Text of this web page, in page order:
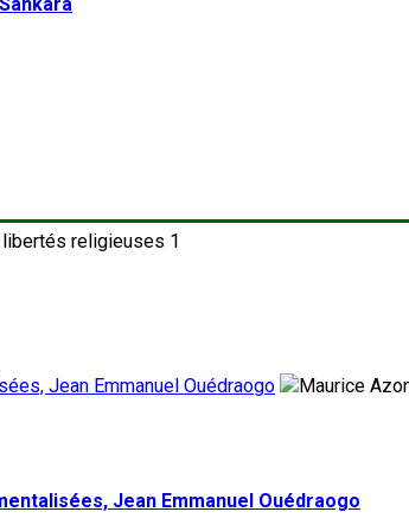
1
Jean Emmanuel Ouédraogo
Jean Emmanuel Ouédraogo